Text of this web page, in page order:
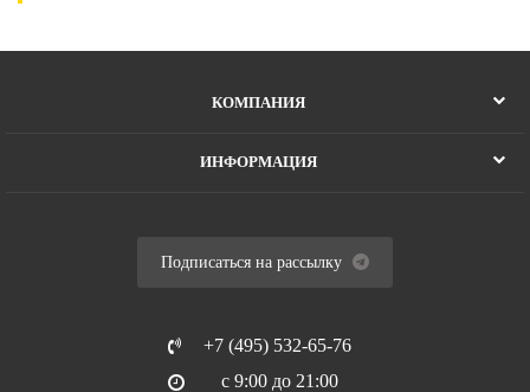
КОМПАНИЯ
ИНФОРМАЦИЯ
Подписаться на рассылку
+7 (495) 532-65-76
с 9:00 до 21:00